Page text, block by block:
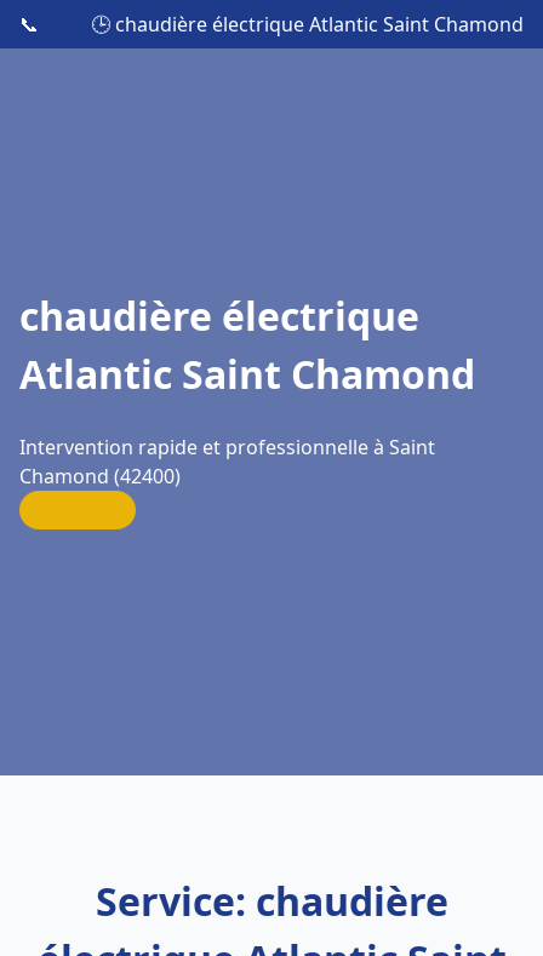
📞 🕒 chaudière électrique Atlantic Saint Chamond
chaudière électrique
Atlantic Saint Chamond
Intervention rapide et professionnelle à Saint
Chamond (42400)
Service: chaudière